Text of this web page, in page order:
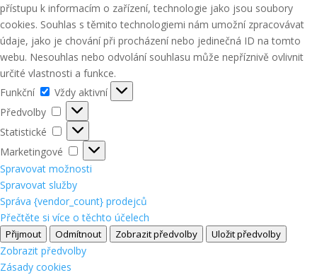
přístupu k informacím o zařízení, technologie jako jsou soubory
cookies. Souhlas s těmito technologiemi nám umožní zpracovávat
údaje, jako je chování při procházení nebo jedinečná ID na tomto
webu. Nesouhlas nebo odvolání souhlasu může nepříznivě ovlivnit
určité vlastnosti a funkce.
Funkční
Funkční
Vždy aktivní
Předvolby
Předvolby
Statistické
Statistické
Marketingové
Marketingové
Spravovat možnosti
Spravovat služby
Správa {vendor_count} prodejců
Přečtěte si více o těchto účelech
Přijmout Odmítnout Zobrazit předvolby Uložit předvolby
Zobrazit předvolby
Zásady cookies